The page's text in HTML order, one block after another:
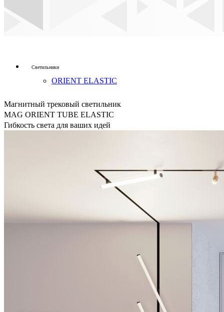
Светильники
ORIENT ELASTIC
A126/A180 UL
СОВ X480 FreeCut
Магнитный трековый светильник
MAG ORIENT TUBE ELASTIC
Гибкость света для ваших идей